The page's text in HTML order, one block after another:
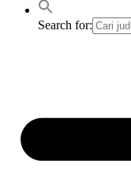
Search for: